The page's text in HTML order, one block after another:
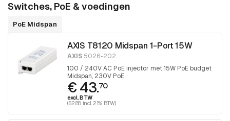
Switches, PoE & voedingen
PoE Midspan
AXIS T8120 Midspan 1-Port 15W
AXIS 5026-202
100 / 240V AC PoE injector met 15W PoE budget
Midspan, 230V PoE
€ 43.70
excl. BTW
(52.88 incl. 21% BTW)